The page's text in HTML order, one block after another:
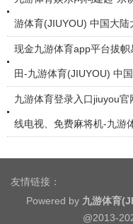
游体育(JIUYOU) 中国大陆
现金九游体育app平台拔
田-九游体育(JIUYOU) 中
九游体育登录入口jiuyou
线电视、免费麻将机-九游
友情链接：
Powered by 九游体育
@2013-